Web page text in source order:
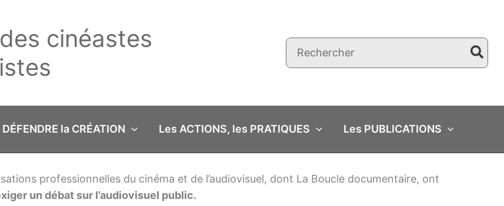
cinéastes
Rechercher:
DÉFENDRE la CRÉATION Les ACTIONS, les PRATIQUES Les PUBLICATIONS
professionnelles du cinéma et de l’audiovisuel, dont La Boucle documentaire, ont
un débat sur l’audiovisuel public.